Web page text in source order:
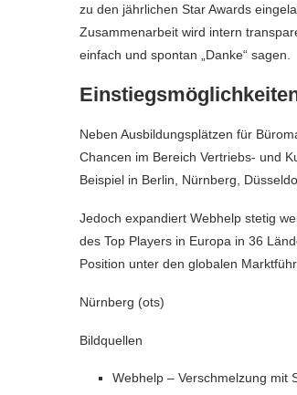
zu den jährlichen Star Awards
Zusammenarbeit wird intern
einfach und spontan „Danke“ sagen.
Neben Ausbildungsplätzen für
Chancen im Bereich Vertriebs- und
Beispiel in Berlin, Nürnberg,
Jedoch expandiert Webhelp stetig
des Top Players in Europa in 36
Position unter den globalen
Nürnberg (ots)
Bildquellen
Webhelp – Verschmelzung mit